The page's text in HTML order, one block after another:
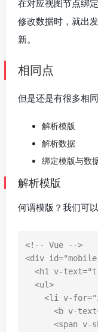
在对应视图节点绑
修改数据时，就出
新。
相同点
但是还是有很多相
解析模版
解析数据
绑定模版与数
解析模版
何谓模版？我们可
<!-- Vue -->
<div id=
<h1 v-text=
<ul>
<li v-for=
<b v-text
<span v-